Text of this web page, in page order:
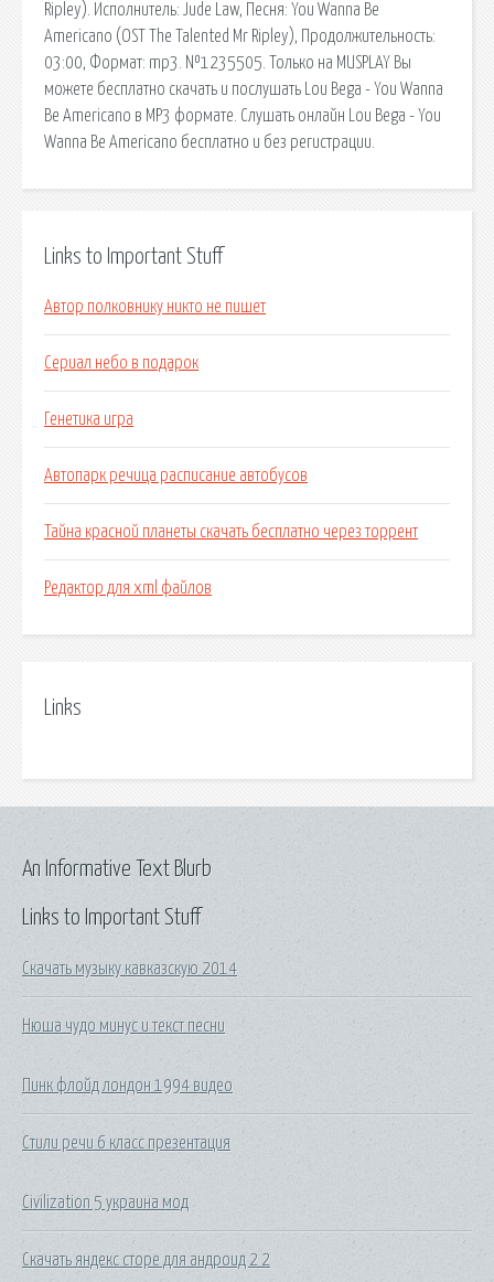
Ripley). Исполнитель: Jude Law, Песня: You Wanna Be
Americano (OST The Talented Mr Ripley), Продолжительность:
03:00, Формат: mp3. №1235505. Только на MUSPLAY Вы
можете бесплатно скачать и послушать Lou Bega - You Wanna
Be Americano в MP3 формате. Слушать онлайн Lou Bega - You
Wanna Be Americano бесплатно и без регистрации.
Links to Important Stuff
Автор полковнику никто не пишет
Сериал небо в подарок
Генетика игра
Автопарк речица расписание автобусов
Тайна красной планеты скачать бесплатно через торрент
Редактор для xml файлов
Links
Links to Important Stuff
Скачать музыку кавказскую 2014
Нюша чудо минус и текст песни
Пинк флойд лондон 1994 видео
Стили речи 6 класс презентация
Civilization 5 украина мод
Скачать яндекс сторе для андроид 2 2
An Informative Text Blurb